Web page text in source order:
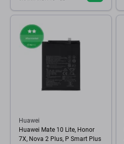
Huawei
Huawei Mate 10 Lite, Honor
7X, Nova 2 Plus, P Smart Plus